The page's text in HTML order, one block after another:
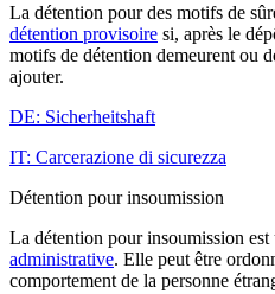
La détention pour des motifs de
détention provisoire si, après le
motifs de détention demeurent ou
ajouter.
DE: Sicherheitshaft
IT: Carcerazione di sicurezza
Détention pour insoumission
La détention pour insoumission est
administrative. Elle peut être
comportement de la personne